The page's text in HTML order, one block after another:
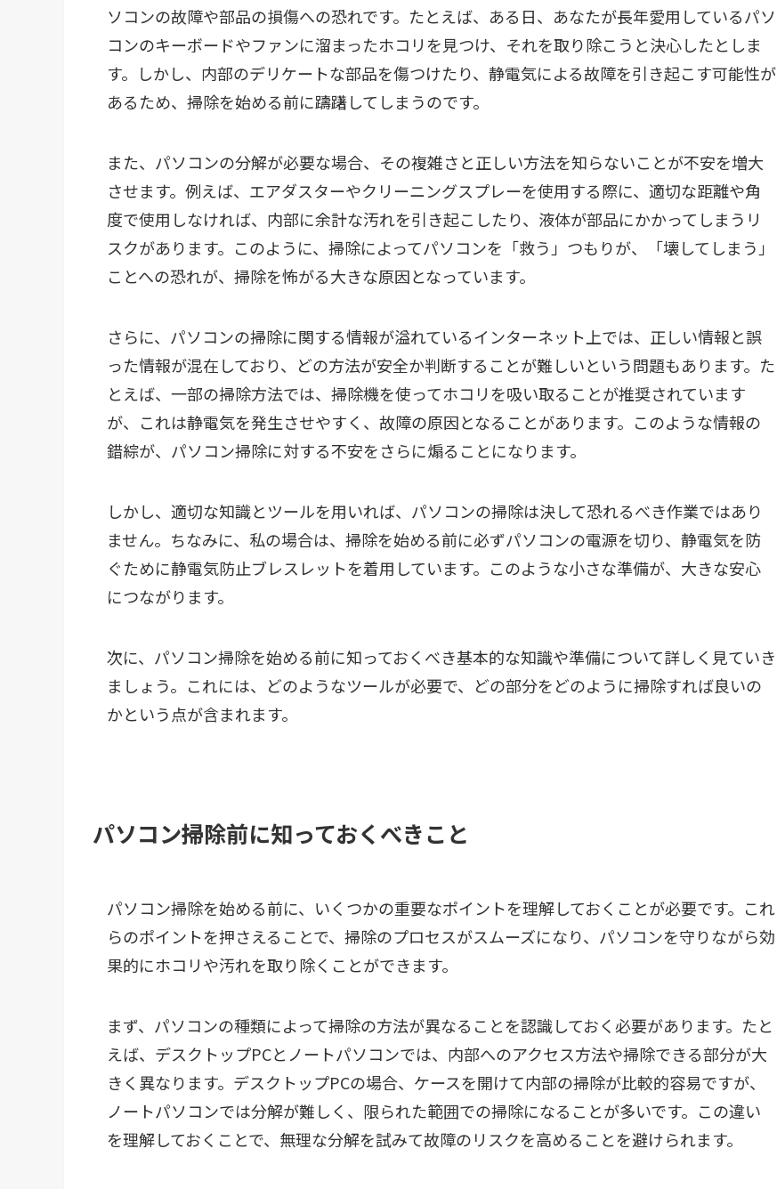
ソコンの故障や部品の損傷への恐れです。たとえば、ある日、あなたが長年愛用しているパソ
コンのキーボードやファンに溜まったホコリを見つけ、それを取り除こうと決心したとしま
す。しかし、内部のデリケートな部品を傷つけたり、静電気による故障を引き起こす可能性が
あるため、掃除を始める前に躊躇してしまうのです。
また、パソコンの分解が必要な場合、その複雑さと正しい方法を知らないことが不安を増大
させます。例えば、エアダスターやクリーニングスプレーを使用する際に、適切な距離や角
度で使用しなければ、内部に余計な汚れを引き起こしたり、液体が部品にかかってしまうリ
スクがあります。このように、掃除によってパソコンを「救う」つもりが、「壊してしまう」
ことへの恐れが、掃除を怖がる大きな原因となっています。
さらに、パソコンの掃除に関する情報が溢れているインターネット上では、正しい情報と誤
った情報が混在しており、どの方法が安全か判断することが難しいという問題もあります。た
とえば、一部の掃除方法では、掃除機を使ってホコリを吸い取ることが推奨されています
が、これは静電気を発生させやすく、故障の原因となることがあります。このような情報の
錯綜が、パソコン掃除に対する不安をさらに煽ることになります。
しかし、適切な知識とツールを用いれば、パソコンの掃除は決して恐れるべき作業ではあり
ません。ちなみに、私の場合は、掃除を始める前に必ずパソコンの電源を切り、静電気を防
ぐために静電気防止ブレスレットを着用しています。このような小さな準備が、大きな安心
につながります。
次に、パソコン掃除を始める前に知っておくべき基本的な知識や準備について詳しく見ていき
ましょう。これには、どのようなツールが必要で、どの部分をどのように掃除すれば良いの
かという点が含まれます。
パソコン掃除前に知っておくべきこと
パソコン掃除を始める前に、いくつかの重要なポイントを理解しておくことが必要です。これ
らのポイントを押さえることで、掃除のプロセスがスムーズになり、パソコンを守りながら効
果的にホコリや汚れを取り除くことができます。
まず、パソコンの種類によって掃除の方法が異なることを認識しておく必要があります。たと
えば、デスクトップPCとノートパソコンでは、内部へのアクセス方法や掃除できる部分が大
きく異なります。デスクトップPCの場合、ケースを開けて内部の掃除が比較的容易ですが、
ノートパソコンでは分解が難しく、限られた範囲での掃除になることが多いです。この違い
を理解しておくことで、無理な分解を試みて故障のリスクを高めることを避けられます。